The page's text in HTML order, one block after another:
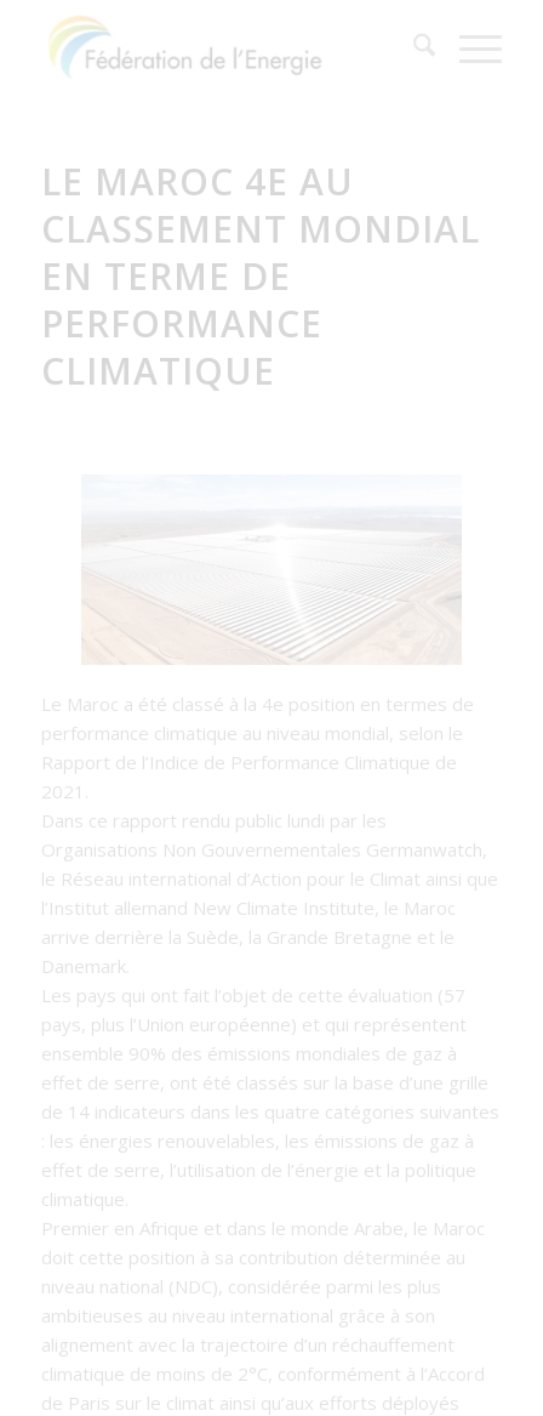
LE MAROC 4E AU
CLASSEMENT MONDIAL
EN TERME DE
PERFORMANCE
CLIMATIQUE
Le Maroc a été classé à la 4e position en termes de
performance climatique au niveau mondial, selon le
Rapport de l’Indice de Performance Climatique de
2021.
Dans ce rapport rendu public lundi par les
Organisations Non Gouvernementales Germanwatch,
le Réseau international d’Action pour le Climat ainsi que
l’Institut allemand New Climate Institute, le Maroc
arrive derrière la Suède, la Grande Bretagne et le
Danemark.
Les pays qui ont fait l’objet de cette évaluation (57
pays, plus l’Union européenne) et qui représentent
ensemble 90% des émissions mondiales de gaz à
effet de serre, ont été classés sur la base d’une grille
de 14 indicateurs dans les quatre catégories suivantes
: les énergies renouvelables, les émissions de gaz à
effet de serre, l’utilisation de l’énergie et la politique
climatique.
Premier en Afrique et dans le monde Arabe, le Maroc
doit cette position à sa contribution déterminée au
niveau national (NDC), considérée parmi les plus
ambitieuses au niveau international grâce à son
alignement avec la trajectoire d’un réchauffement
climatique de moins de 2°C, conformément à l’Accord
de Paris sur le climat ainsi qu’aux efforts déployés